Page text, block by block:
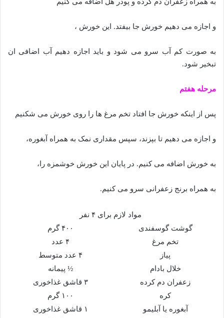
و اجازه می دهیم خورش جا بیفتد. این خورش ،
به صورت کم آب سرو می شود و باید اجازه دهیم آب اضافی ان
تبخیر شود.
مرحله هفتم
پس از اینکه خورش جا افتاد تخم مرغ ها را روی خورش می شکنیم
و اجازه می دهیم تا بپزند، سپس مقداری نمک به همراه آبغوره،
به خورش اضافه می کنیم. در پایان این خورش خوشمزه را،
به همراه برنج زعفرانی سرو می کنیم.
مواد لازم برای ۴ نفر
گوشت گوسفندی
۴۰۰ گرم
تخم مرغ
۴ عدد
پیاز
۴ عدد متوسط
خلال بادام
½ پیمانه
زعفران دم کرده
۳ قاشق غذاخوری
کره
۱۰۰ گرم
آبغوره یا آبلیمو
۱ قاشق غذاخوری